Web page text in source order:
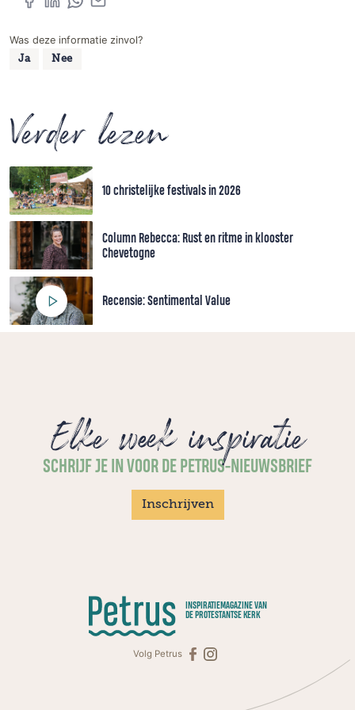
Was deze informatie zinvol?
Ja Nee
Verder lezen
10 christelijke festivals in 2026
Column Rebecca: Rust en ritme in klooster
Chevetogne
Recensie: Sentimental Value
Elke week inspiratie
SCHRIJF JE IN VOOR DE PETRUS-NIEUWSBRIEF
Inschrijven
INSPIRATIEMAGAZINE VAN
DE PROTESTANTSE KERK
Volg Petrus